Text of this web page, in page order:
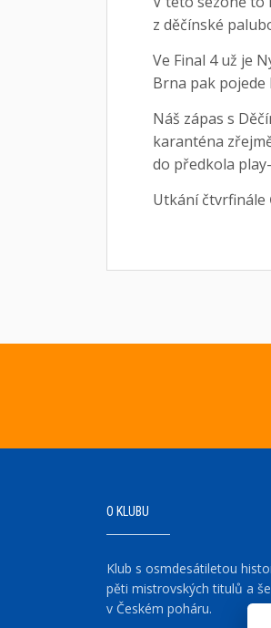
z děčínské
Ve Final 4 už je
Brna pak pojede
Náš zápas s
karanténa
do předkola
Utkání čtvrfinále
O KLUBU
Klub s osmdesátiletou
pěti mistrovských titulů a
v Českém poháru.